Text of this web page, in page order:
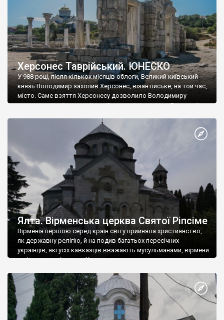
Херсонес Таврійський. ЮНЕСКО
У 988 році, після кількох місяців облоги, Великий київський
князь Володимир захопив Херсонес, візантійське, на той час,
місто. Саме взяття Херсонесу дозволило Володимиру
диктувати свої умови візантійському імператору Василю ІІ, та
Херсонесі Володимир-язичник, став Василем-християнином.
А потім було Хрещення Русі. На честь Херсонесу Таврійського
Ялта. Вірменська церква Святої Ріпсіме
Вірменія першою серед країн світу прийняла християнство,
як державну релігію, й на подив багатьох пересічних
українців, які усіх кавказців вважають мусульманами, вірмени
є відданими вірянами Христа